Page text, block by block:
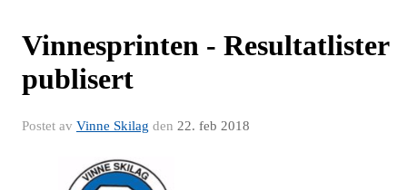
Vinnesprinten - Resultatlister
publisert
Postet av Vinne Skilag den 22. feb 2018